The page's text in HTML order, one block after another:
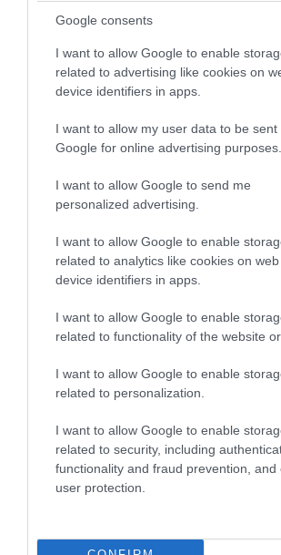
Google consents
I want to allow Google to enable
related to advertising like cookies on
device identifiers in apps.
I want to allow my user data to be sent
Google for online advertising purposes.
I want to allow Google to send me
personalized advertising.
I want to allow Google to enable
related to analytics like cookies on
device identifiers in apps.
I want to allow Google to enable
related to functionality of the website or
I want to allow Google to enable
related to personalization.
I want to allow Google to enable
related to security, including
functionality and fraud prevention, and
user protection.
08.08.2026 | 13:02
Βίντεο: Ρωσική βόμβα FAB-3000
από τον χάρτη» σημείο διέλευσης
ουκρανικών δυνάμεων στην
Στο «κόκκινο» το
Ουκρανοί μιλούν για σφοδρές
επιθέσεις σε όλη την επικράτεια
ΠΟΛΙΤΙΚΗ